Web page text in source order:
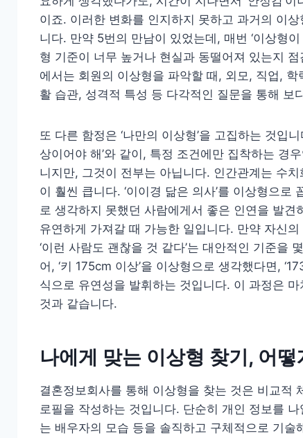
이죠. 이러한 변화를 인지하지 못하고 과거의 이
니다. 만약 5번의 만남이 있었는데, 매번 ‘이상형
형 기준이 너무 높거나 현실과 동떨어져 있는지
에서는 회원의 이상형을 파악할 때, 외모, 직업,
활 습관, 성격적 특성 등 다각적인 질문을 통해 보
또 다른 함정은 ‘나만의 이상형’을 고집하는 것입
상이어야 해’와 같이, 특정 조건에만 집착하는 경
니지만, 그것이 전부는 아닙니다. 인간관계는 수
이 훨씬 큽니다. ‘이이경 닮은 의사’를 이상형으
로 생각하지 못했던 사람에게서 좋은 인연을 발견
유연하게 가져갈 때 가능한 일입니다. 만약 자신
‘이런 사람도 괜찮을 것 같다’는 대안적인 기준을
어, ‘키 175cm 이상’을 이상형으로 생각했다면,
식으로 유연성을 발휘하는 것입니다. 이 과정은
것과 같습니다.
나에게 맞는 이상형 찾기, 어
결혼정보회사를 통해 이상형을 찾는 것은 비교적
로필을 작성하는 것입니다. 단순히 개인 정보를
는 배우자의 모습 등을 솔직하고 구체적으로 기술